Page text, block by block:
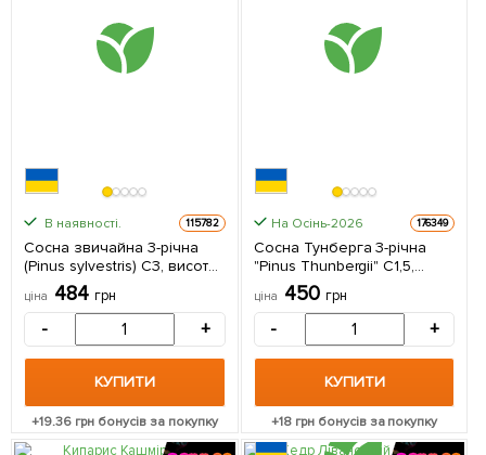
В наявності. 115782
Сосна звичайна 3-річна
(Pinus sylvestris) С3, висота
30-50см 1 саджанець в
упаковці
ціна 484 грн
- +
КУПИТИ
+19.36грн бонусів за покупку
На Осінь-2026 176349
Сосна Тунберга 3-річна
"Pinus Thunbergii" С1,5,
висота 40-50см (підходить
для бонсай) 1 саджанець в
ціна 450 грн
- +
КУПИТИ
+18грн бонусів за покупку